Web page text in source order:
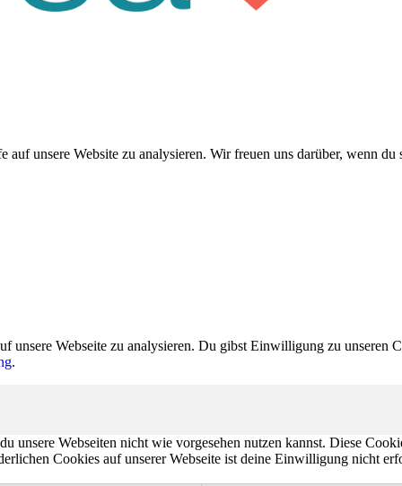
unsere Website zu analysieren. Wir freuen uns darüber, wenn
Webseite zu analysieren. Du gibst Einwilligung zu unseren
.
unsere Webseiten nicht wie vorgesehen nutzen kannst. Diese
Cookies auf unserer Webseite ist deine Einwilligung nicht